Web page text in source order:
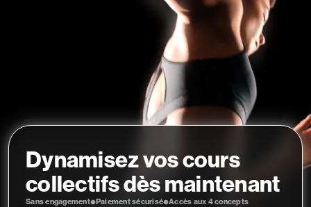
Dynamisez vos cours
collectifs dès maintenant
Sans engagement Paiement sécurisé Accès aux 4 concepts